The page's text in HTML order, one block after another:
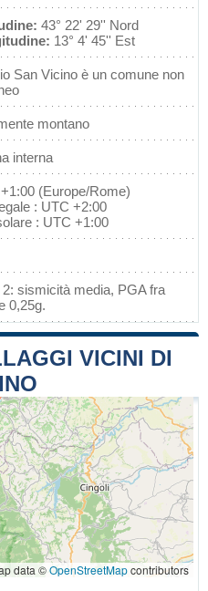
43° 22' 29'' Nord
13° 4' 45'' Est
San Vicino è un comune non
montano
interna
+1:00 (Europe/Rome)
: UTC +2:00
: UTC +1:00
2: sismicità media, PGA fra
0,25g.
VICINI DI
data ©OpenStreetMapcontributors